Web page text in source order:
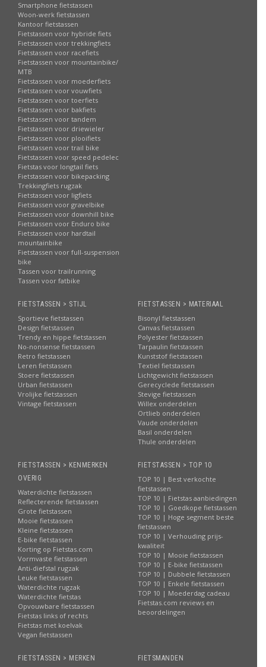
Smartphone fietstassen
Woon-werk fietstassen
Kantoor fietstassen
Fietstassen voor hybride fiets
Fietstassen voor trekkingfiets
Fietstassen voor racefiets
Fietstassen voor mountainbike/
MTB
Fietstassen voor moederfiets
Fietstassen voor vouwfiets
Fietstassen voor toerfiets
Fietstassen voor bakfiets
Fietstassen voor tandem
Fietstassen voor driewieler
Fietstassen voor plooifiets
Fietstassen voor trail bike
Fietstassen voor speed pedelec
Fietstas voor longtail fiets
Fietstassen voor bikepacking
Trekkingfiets rugzak
Fietstassen voor ligfiets
Fietstassen voor gravelbike
Fietstassen voor downhill bike
Fietstassen voor Enduro bike
Fietstassen voor hardtail
mountainbike
Fietstassen voor full-suspension
bike
Tassen voor trailrunning
Tassen voor fatbike
FIETSTASSEN > STIJL
Sportieve fietstassen
Design fietstassen
Trendy en hippe fietstassen
No-nonsense fietstassen
Retro fietstassen
Leren fietstassen
Stoere fietstassen
Urban fietstassen
Vrolijke fietstassen
Vintage fietstassen
FIETSTASSEN > MATERIAAL
Bisonyl fietstassen
Canvas fietstassen
Polyester fietstassen
Tarpaulin fietstassen
Kunststof fietstassen
Textiel fietstassen
Lichtgewicht fietstassen
Gerecyclede fietstassen
Stevige fietstassen
Willex onderdelen
Ortlieb onderdelen
Vaude onderdelen
Basil onderdelen
Thule onderdelen
FIETSTASSEN > KENMERKEN
OVERIG
Waterdichte fietstassen
Reflecterende fietstassen
Grote fietstassen
Mooie fietstassen
Kleine fietstassen
E-bike fietstassen
Korting op Fietstas.com
Vormvaste fietstassen
Anti-diefstal rugzak
Leuke fietstassen
Waterdichte rugzak
Waterdichte fietstas
Opvouwbare fietstassen
Fietstas links of rechts
Fietstas met koelvak
Vegan fietstassen
FIETSTASSEN > TOP 10
TOP 10 | Best verkochte
fietstassen
TOP 10 | Fietstas aanbiedingen
TOP 10 | Goedkope fietstassen
TOP 10 | Hoge segment beste
fietstassen
TOP 10 | Verhouding prijs-
kwaliteit
TOP 10 | Mooie fietstassen
TOP 10 | E-bike fietstassen
TOP 10 | Dubbele fietstassen
TOP 10 | Enkele fietstassen
TOP 10 | Moederdag cadeau
Fietstas.com reviews en
beoordelingen
FIETSTASSEN > MERKEN FIETSMANDEN